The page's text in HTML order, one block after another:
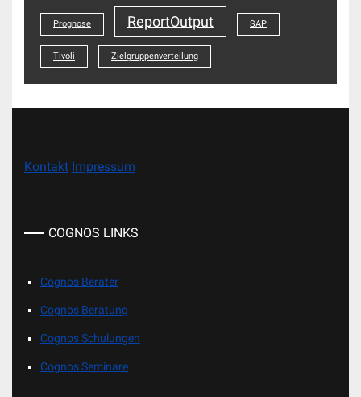
Prognose ReportOutput SAP
Tivoli Zielgruppenverteilung
Kontakt Impressum
COGNOS LINKS
Cognos Berater
Cognos Beratung
Cognos Schulungen
Cognos Seminare